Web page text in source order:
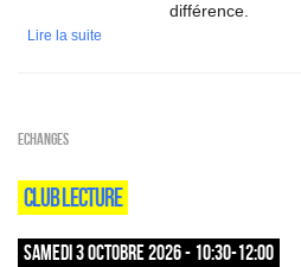
différence.
Lire la suite
ECHANGES
CLUB LECTURE
SAMEDI 3 OCTOBRE 2026 - 10:30-12:00